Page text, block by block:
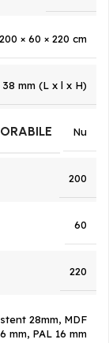
200 × 60 × 220 cm
mm (L x l x H)
Nu
200
60
220
28mm, MDF
mm, PAL 16 mm